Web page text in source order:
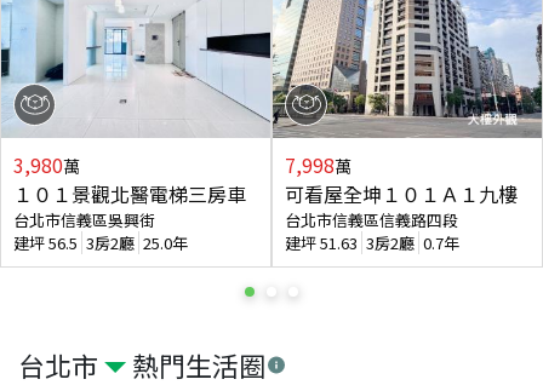
台北市 熱門生活圈
3,980萬
１０１景觀北醫電梯三房車
台北市信義區吳興街
建坪56.5 3房2廳 25.0年
7,998萬
可看屋全坤１０１Ａ１九樓
台北市信義區信義路四段
建坪51.63 3房2廳 0.7年